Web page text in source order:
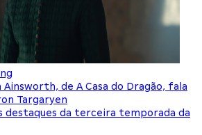
de A Casa do Dragão, fala
Targaryen
destaques da terceira temporada da